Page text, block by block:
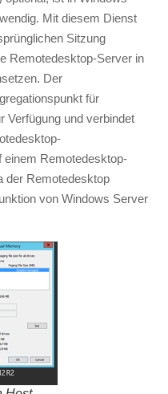
Mit diesem Dienst
Sitzung
Remotedesktop-Server in
Der
für
Verfügung und verbindet
einem Remotedesktop-
der Remotedesktop
von Windows Server